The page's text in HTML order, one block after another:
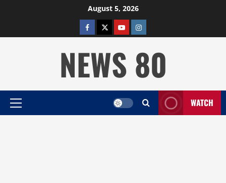
August 5, 2026
facebooktwitterYOUTUBE
instagram
NEWS 80
Primary
WATCH